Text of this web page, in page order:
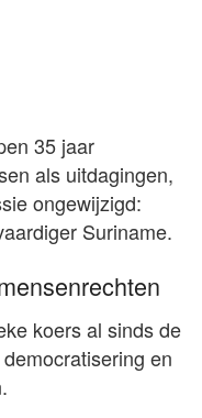
35 jaar
als uitdagingen,
ongewijzigd:
Suriname.
koers al sinds de
en